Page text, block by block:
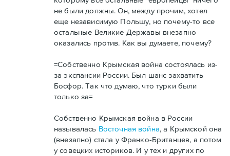
не были должны. Он, между прочим, хотел
еще независимую Польшу, но почему-то все
остальные Великие Державы внезапно
оказались против. Как вы думаете, почему?
=Собственно Крымская война состоялась из-
за экспансии России. Был шанс захватить
Босфор. Так что думаю, что турки были
только за=
Собственно Крымская война в России
называлась Восточная война, а Крымской она
(внезапно) стала у Франко-Британцев, а потом
у совецких историков. И у тех и других по